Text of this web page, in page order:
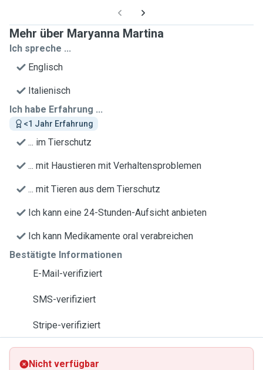
Mehr über Maryanna Martina
Ich spreche ...
Englisch
Italienisch
Ich habe Erfahrung ...
<1 Jahr Erfahrung
... im Tierschutz
... mit Haustieren mit Verhaltensproblemen
... mit Tieren aus dem Tierschutz
Ich kann eine 24-Stunden-Aufsicht anbieten
Ich kann Medikamente oral verabreichen
Bestätigte Informationen
E-Mail-verifiziert
SMS-verifiziert
Stripe-verifiziert
Nicht verfügbar